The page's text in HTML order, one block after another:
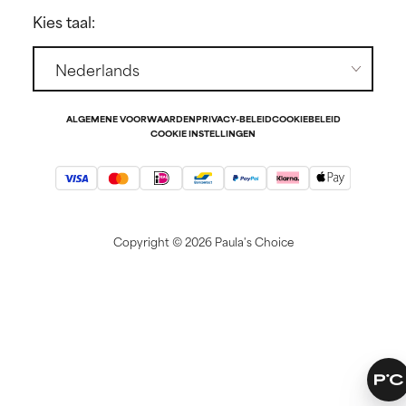
Contact
Pers
Studentenkorting
Kies taal:
ALGEMENE VOORWAARDENPRIVACY-BELEIDCOOKIEBELEID
COOKIE INSTELLINGEN
Copyright ©2026 Paula's Choice